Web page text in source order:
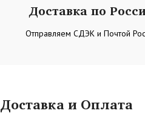
Доставка по
Отправляем СДЭК и Почтой
Доставка и Оплата